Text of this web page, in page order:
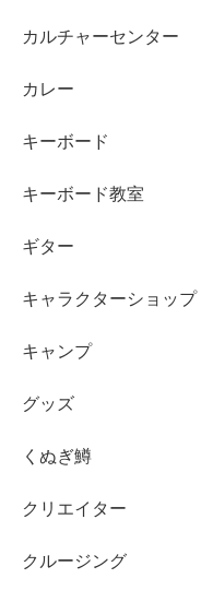
カルチャーセンター
カレー
キーボード
キーボード教室
ギター
キャラクターショップ
キャンプ
グッズ
くぬぎ鱒
クリエイター
クルージング